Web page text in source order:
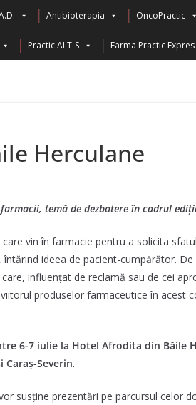
Antibioterapia OncoPractic
Practic ALT-S Farma Practic Expres
Herculane
temă de dezbatere în cadrul
vin în farmacie pentru a solicita
ideea de pacient-cumpărător.
influențat de reclamă sau de cei
produselor farmaceutice în acest
6-7 iulie la Hotel Afrodita din Băile
Caraș-Severin.
prezentări pe parcursul celor